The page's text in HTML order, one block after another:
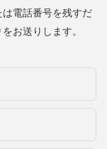
電話番号を残すだ
お送りします。